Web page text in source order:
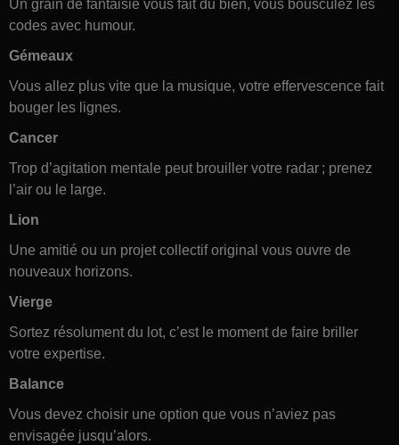
Un grain de fantaisie vous fait du bien, vous bousculez les
codes avec humour.
Gémeaux
Vous allez plus vite que la musique, votre effervescence fait
bouger les lignes.
Cancer
Trop d’agitation mentale peut brouiller votre radar ; prenez
l’air ou le large.
Lion
Une amitié ou un projet collectif original vous ouvre de
nouveaux horizons.
Vierge
Sortez résolument du lot, c’est le moment de faire briller
votre expertise.
Balance
Vous devez choisir une option que vous n’aviez pas
envisagée jusqu’alors.